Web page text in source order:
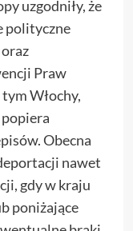
uzgodniły, że
polityczne
Praw
Włochy,
Obecna
nawet
gdy w kraju
poniżające